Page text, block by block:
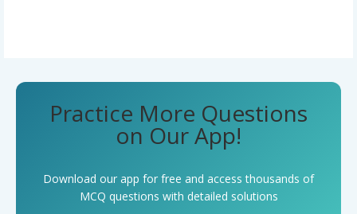
Practice More Questions
on Our App!
Download our app for free and access thousands of
MCQ questions with detailed solutions